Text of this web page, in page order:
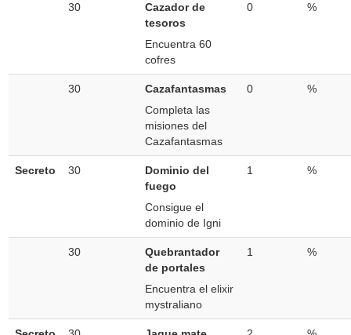
30
Cazador de
tesoros
Encuentra 60
cofres
0 %
30
Cazafantasmas
Completa las
misiones del
Cazafantasmas
0 %
Secreto 30
Dominio del
fuego
Consigue el
dominio de Igni
1 %
30
Quebrantador
de portales
Encuentra el elixir
mystraliano
1 %